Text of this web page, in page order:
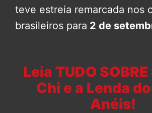
teve estreia remarcada nos
brasileiros para 2 de
Leia TUDO
Chi e a Lenda
Anéis!